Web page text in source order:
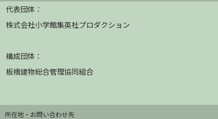
代表団体：
株式会社小学館集英社プロダクション
構成団体：
板橋建物総合管理協同組合
所在地・お問い合わせ先